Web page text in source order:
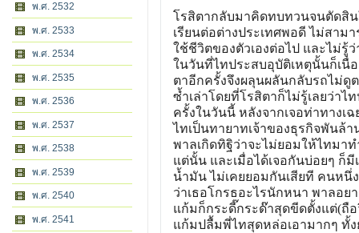
พ.ศ. 2532
พ.ศ. 2533
พ.ศ. 2534
พ.ศ. 2535
พ.ศ. 2536
พ.ศ. 2537
พ.ศ. 2538
พ.ศ. 2539
พ.ศ. 2540
พ.ศ. 2541
โรสิตากลับมาคิดทบทวนจนตัดสิน
เรียนต่อต่างประเทศพอดี ไม่สาม
ใช้ชีวิตของตัวเองต่อไป และไม่รู้
ในวันที่ไทประสบอุบัติเหตุนั้นก็เนื่
ตาอีกครั้งจึงผลุนผลันกลับรถไม่ดู
ซ้ำเล่าโดยที่โรสิตาก็ไม่รู้เลยว่า
ครั้งในวันนี้ หลังจากเจอท่าทางเ
ไทเป็นทายาทเจ้าของธุรกิจพันล้า
พาลเกิดทิฐิว่าจะไม่ยอมให้ไทมา
แต่นั้น และเมื่อได้เจอกันบ่อยๆ ก็
น้ำมัน ไม่เคยยอมกันเสียที คนหนึ่
ว่าเธอโกรธอะไรนักหนา พาลอ
แก้มก็กระดี๊กระด๊าสุดขีดตั้งแต่(ถื
แก้มปลื้มพี่ไทสุดหล่อเอามากๆ ทั้ง